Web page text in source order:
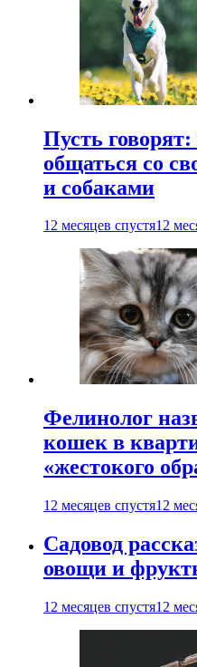
Пусть
общаться со
и собаками
12 месяцев спустя12
Фелинолог
кошек в
«жестокого
12 месяцев спустя12
Садовод
овощи и
12 месяцев спустя12